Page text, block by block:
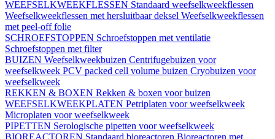
WEEFSELKWEEKFLESSEN Standaard weefselkweekflessen
Weefselkweekflessen met hersluitbaar deksel Weefselkweekflessen
met peel-off folie
SCHROEFSTOPPEN Schroefstoppen met ventilatie
Schroefstoppen met filter
BUIZEN Weefselkweekbuizen Centrifugebuizen voor
weefselkweek PCV packed cell volume buizen Cryobuizen voor
weefselkweek
REKKEN & BOXEN Rekken & boxen voor buizen
WEEFSELKWEEKPLATEN Petriplaten voor weefselkweek
Microplaten voor weefselkweek
PIPETTEN Serologische pipetten voor weefselkweek